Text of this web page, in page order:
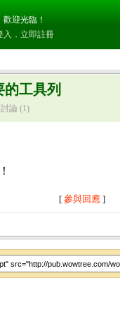
歡迎光臨！
入 ． 立即註冊
工具列
討論 (1)
[ 參與回應]